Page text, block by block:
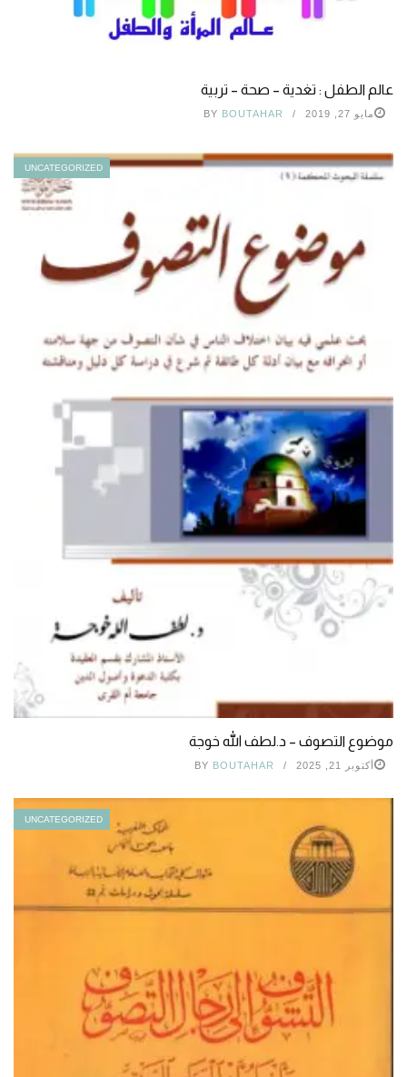
عالم الطفل : تغدية – صحة – تربية
مايو 27, 2019 BY BOUTAHAR
UNCATEGORIZED
موضوع التصوف – د.لطف الله خوجة
أكتوبر 21, 2025 BY BOUTAHAR
UNCATEGORIZED